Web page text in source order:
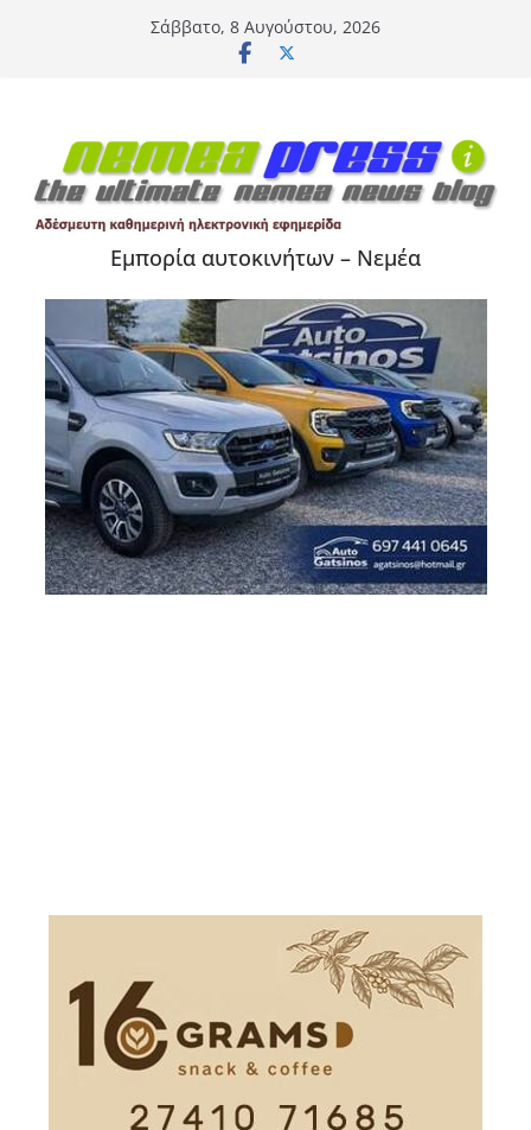
Σάββατο, 8 Αυγούστου, 2026
Εμπορία αυτοκινήτων – Νεμέα